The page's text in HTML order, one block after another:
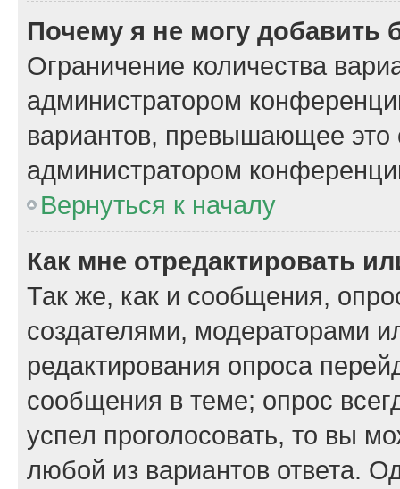
Почему я не могу добавить
Ограничение количества
администратором
вариантов, превышающее это
администратором
Вернуться к началу
Как мне отредактировать
Так же, как и сообщения,
создателями, модераторами
редактирования опроса
сообщения в теме; опрос
успел проголосовать, то вы
любой из вариантов ответа.